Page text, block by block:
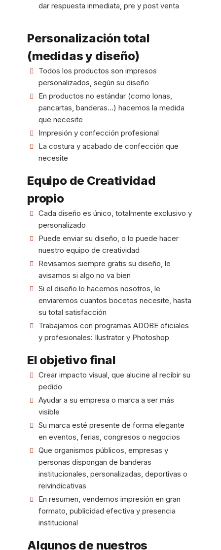
dar respuesta inmediata, pre y post venta
Personalización total
(medidas y diseño)
Todos los productos son impresos
personalizados, según su diseño
En productos no estándar (como lonas,
pancartas, banderas...) hacemos la medida
que necesite
Impresión y confección profesional
La costura y acabado de confección que
necesite
Equipo de Creatividad
propio
Cada diseño es único, totalmente exclusivo y
personalizado
Puede enviar su diseño, o lo puede hacer
nuestro equipo de creatividad
Revisamos siempre gratis su diseño, le
avisamos si algo no va bien
Si el diseño lo hacemos nosotros, le
enviaremos cuantos bocetos necesite, hasta
su total satisfacción
Trabajamos con programas ADOBE oficiales
y profesionales: Ilustrator y Photoshop
El objetivo final
Crear impacto visual, que alucine al recibir su
pedido
Ayudar a su empresa o marca a ser más
visible
Su marca esté presente de forma elegante
en eventos, ferias, congresos o negocios
Que organismos públicos, empresas y
personas dispongan de banderas
institucionales, personalizadas, deportivas o
reivindicativas
En resumen, vendemos impresión en gran
formato, publicidad efectiva y presencia
institucional
Algunos de nuestros